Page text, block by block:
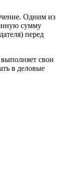
Одним из
сумму
перед
свои
в деловые